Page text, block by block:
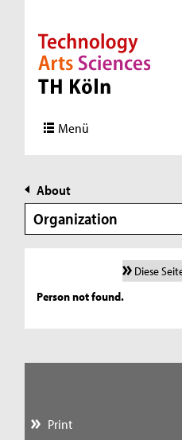
Direkt zur Hauptnavigation
Direkt zur Subnavigation
Direkt zum Inhalt
Direkt zum Fußbereich
Menü
About
Organization
Diese
Person not found.
Print